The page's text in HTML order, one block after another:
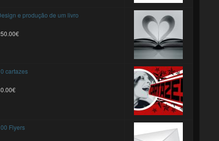
e produção de um livro
cartazes
Flyers